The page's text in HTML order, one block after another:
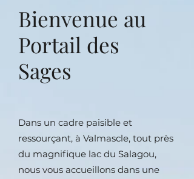
Bienvenue au
Portail des
Sages
Dans un cadre paisible et
ressourçant, à Valmascle, tout près
du magnifique lac du Salagou,
nous vous accueillons dans une